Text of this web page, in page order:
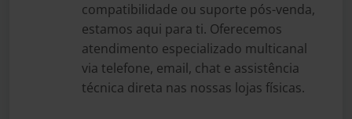
compatibilidade ou suporte pós-venda,
estamos aqui para ti. Oferecemos
atendimento especializado multicanal
via telefone, email, chat e assistência
técnica direta nas nossas lojas físicas.